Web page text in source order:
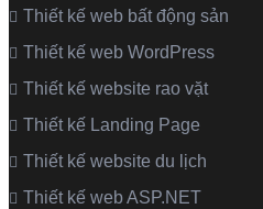
Thiết kế web bất động sản
Thiết kế web WordPress
Thiết kế website rao vặt
Thiết kế Landing Page
Thiết kế website du lịch
Thiết kế web ASP.NET